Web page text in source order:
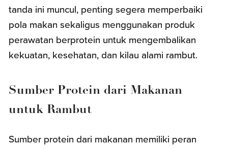
tanda ini muncul, penting segera memperbaiki
pola makan sekaligus menggunakan produk
perawatan berprotein untuk mengembalikan
kekuatan, kesehatan, dan kilau alami rambut.
Sumber Protein dari Makanan
untuk Rambut
Sumber protein dari makanan memiliki peran